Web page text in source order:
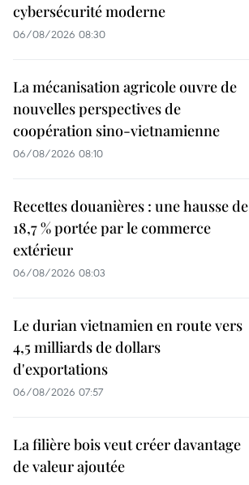
cybersécurité moderne
06/08/2026 08:30
La mécanisation agricole ouvre de
nouvelles perspectives de
coopération sino-vietnamienne
06/08/2026 08:10
Recettes douanières : une hausse de
18,7 % portée par le commerce
extérieur
06/08/2026 08:03
Le durian vietnamien en route vers
4,5 milliards de dollars
d'exportations
06/08/2026 07:57
La filière bois veut créer davantage
de valeur ajoutée